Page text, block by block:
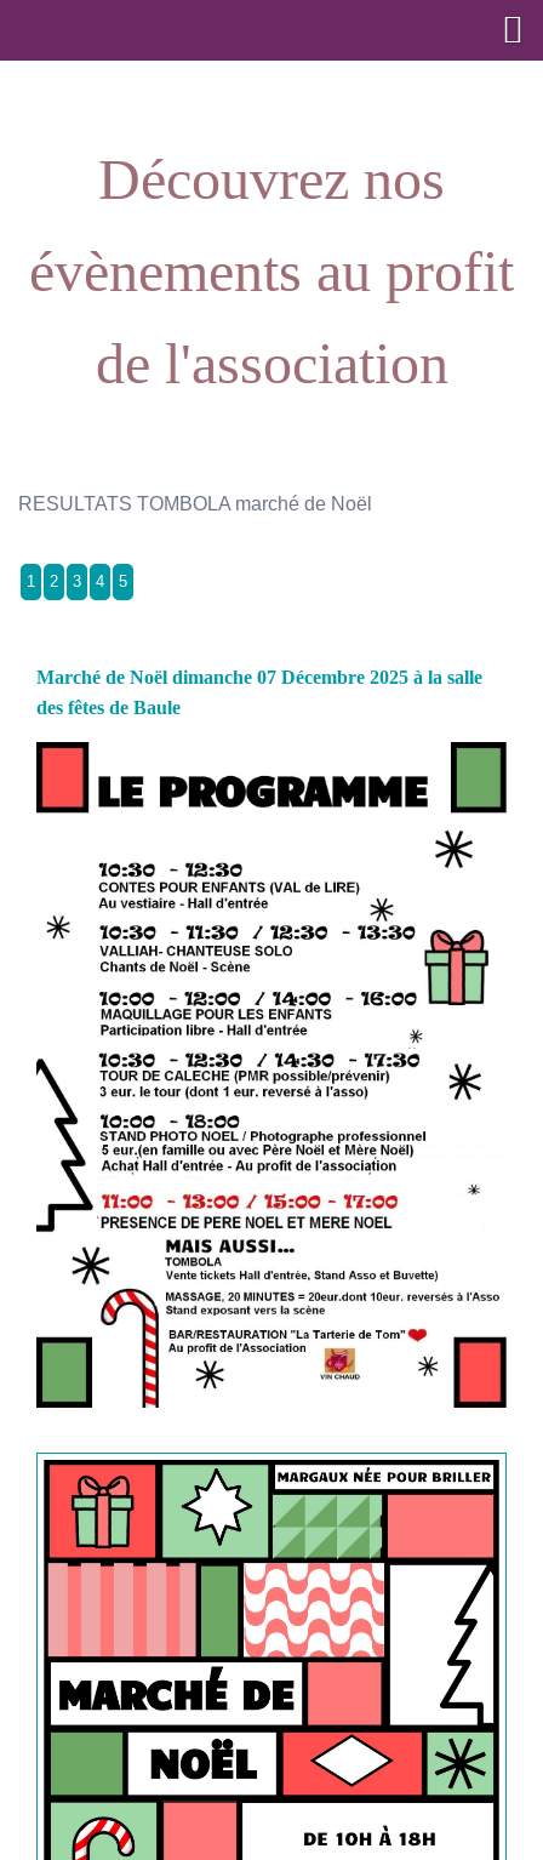
Découvrez nos
évènements au profit
de l'association
RESULTATS TOMBOLA marché de Noël
1 2 3 4 5
Marché de Noël dimanche 07 Décembre 2025 à la salle
des fêtes de Baule